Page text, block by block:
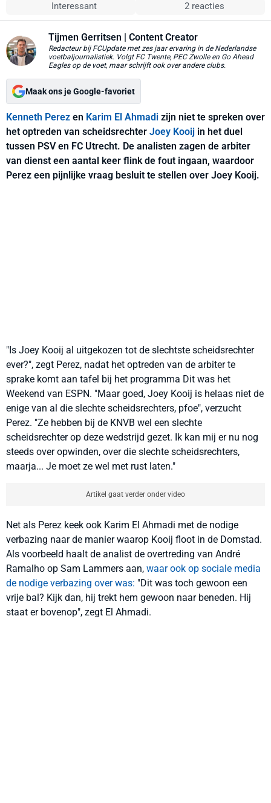
Interessant 2 reacties
Tijmen Gerritsen | Content Creator
Redacteur bij FCUpdate met zes jaar ervaring in de Nederlandse
voetbaljournalistiek. Volgt FC Twente, PEC Zwolle en Go Ahead
Eagles op de voet, maar schrijft ook over andere clubs.
Maak ons je Google-favoriet
Kenneth Perez en Karim El Ahmadi zijn niet te spreken over
het optreden van scheidsrechter Joey Kooij in het duel
tussen PSV en FC Utrecht. De analisten zagen de arbiter
van dienst een aantal keer flink de fout ingaan, waardoor
Perez een pijnlijke vraag besluit te stellen over Joey Kooij.
"Is Joey Kooij al uitgekozen tot de slechtste scheidsrechter
ever?", zegt Perez, nadat het optreden van de arbiter te
sprake komt aan tafel bij het programma Dit was het
Weekend van ESPN. "Maar goed, Joey Kooij is helaas niet de
enige van al die slechte scheidsrechters, pfoe", verzucht
Perez. "Ze hebben bij de KNVB wel een slechte
scheidsrechter op deze wedstrijd gezet. Ik kan mij er nu nog
steeds over opwinden, over die slechte scheidsrechters,
maarja... Je moet ze wel met rust laten."
Artikel gaat verder onder video
Net als Perez keek ook Karim El Ahmadi met de nodige
verbazing naar de manier waarop Kooij floot in de Domstad.
Als voorbeeld haalt de analist de overtreding van André
Ramalho op Sam Lammers aan, waar ook op sociale media
de nodige verbazing over was: "Dit was toch gewoon een
vrije bal? Kijk dan, hij trekt hem gewoon naar beneden. Hij
staat er bovenop", zegt El Ahmadi.